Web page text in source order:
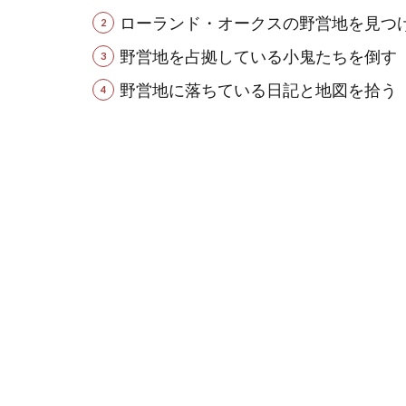
ローランド・オークスの野営地を見つ
野営地を占拠している小鬼たちを倒す
野営地に落ちている日記と地図を拾う